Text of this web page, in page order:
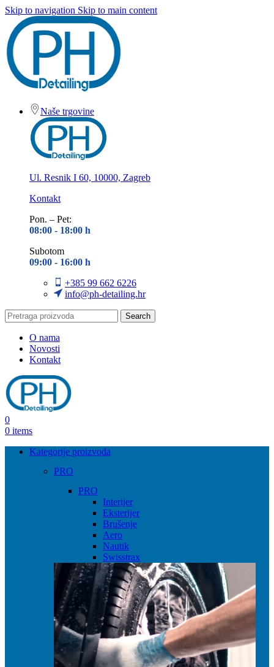
Skip to navigation Skip to main content
Naše trgovine
Ul. Resnik I 60, 10000, Zagreb
Kontakt
Pon. – Pet:
08:00 - 18:00 h
Subotom
09:00 - 16:00 h
+385 99 662 6226
info@ph-detailing.hr
Search
O nama
Novosti
Kontakt
0
0 items
Kategorije proizvoda
PRO
PRO
Interijer
Eksterijer
Brušenje
Aero
Nautik
Swisstrax